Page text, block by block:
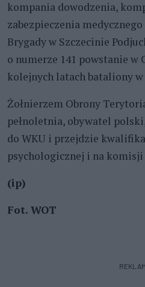
kompania dowodzenia,
zabezpieczenia
Brygady w Szczecinie
o numerze 141 powstanie w
kolejnych latach bataliony
Żołnierzem Obrony
pełnoletnia, obywatel
do WKU i przejdzie
psychologicznej i na
(ip)
Fot. WOT